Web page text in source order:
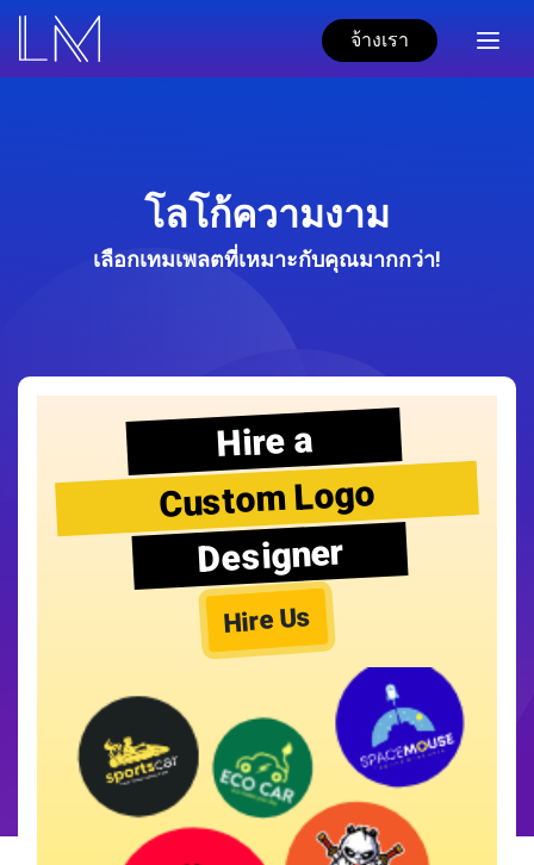
จ้างเรา
โลโก้ความงาม
เลือกเทมเพลตที่เหมาะกับคุณมากกว่า!
Hire a
Custom Logo
Designer
Hire Us